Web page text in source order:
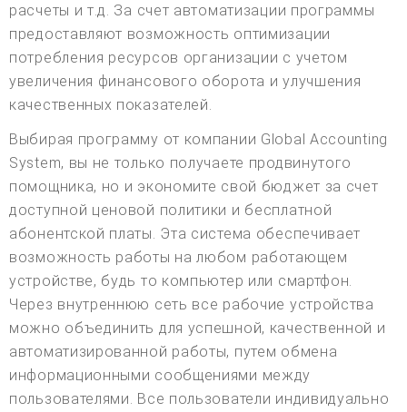
расчеты и т.д. За счет автоматизации программы
предоставляют возможность оптимизации
потребления ресурсов организации с учетом
увеличения финансового оборота и улучшения
качественных показателей.
Выбирая программу от компании Global Accounting
System, вы не только получаете продвинутого
помощника, но и экономите свой бюджет за счет
доступной ценовой политики и бесплатной
абонентской платы. Эта система обеспечивает
возможность работы на любом работающем
устройстве, будь то компьютер или смартфон.
Через внутреннюю сеть все рабочие устройства
можно объединить для успешной, качественной и
автоматизированной работы, путем обмена
информационными сообщениями между
пользователями. Все пользователи индивидуально